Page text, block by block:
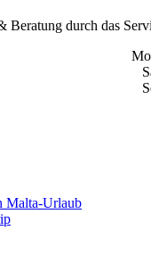
Beratung durch das
Malta-Urlaub